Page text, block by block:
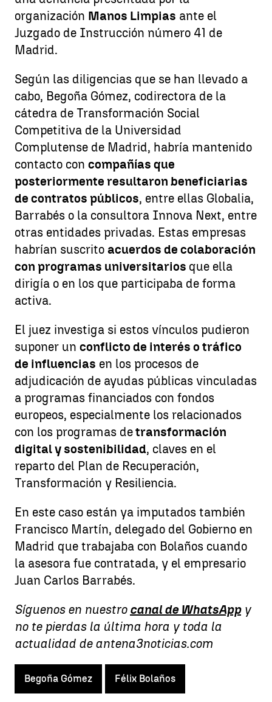
organización Manos Limpias ante el
Juzgado de Instrucción número 41 de
Madrid.
Según las diligencias que se han llevado a
cabo, Begoña Gómez, codirectora de la
cátedra de Transformación Social
Competitiva de la Universidad
Complutense de Madrid, habría mantenido
contacto con compañías que
posteriormente resultaron beneficiarias
de contratos públicos, entre ellas Globalia,
Barrabés o la consultora Innova Next, entre
otras entidades privadas. Estas empresas
habrían suscrito acuerdos de colaboración
con programas universitarios que ella
dirigía o en los que participaba de forma
activa.
El juez investiga si estos vínculos pudieron
suponer un conflicto de interés o tráfico
de influencias en los procesos de
adjudicación de ayudas públicas vinculadas
a programas financiados con fondos
europeos, especialmente los relacionados
con los programas detransformación
digital y sostenibilidad, claves en el
reparto del Plan de Recuperación,
Transformación y Resiliencia.
En este caso están ya imputados también
Francisco Martín, delegado del Gobierno en
Madrid que trabajaba con Bolaños cuando
la asesora fue contratada, y el empresario
Juan Carlos Barrabés.
Síguenos en nuestro canal de WhatsAppy
no te pierdas la última hora y toda la
actualidad de antena3noticias.com
Begoña Gómez Félix Bolaños